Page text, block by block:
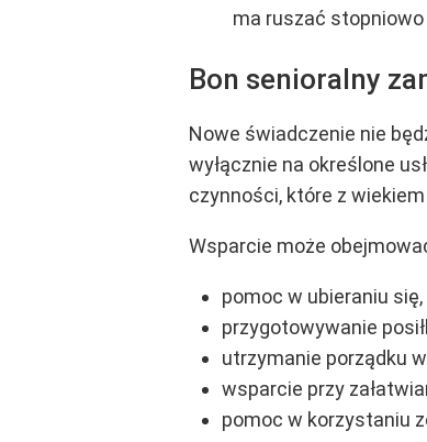
ma ruszać stopniowo
Bon senioralny
Nowe świadczenie nie
wyłącznie na określone
czynności, które z
Wsparcie może
pomoc w ubieraniu się,
przygotowywanie
utrzymanie porządku
wsparcie przy
pomoc w korzystaniu